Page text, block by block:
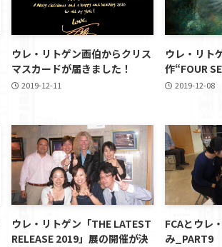
ウレ・リトゲン画伯からクリス
マスカードが届きました！
2019-12-11
ウレ・リト
作“FOUR
2019-12-08
ウレ・リトゲン「THE LATEST
RELEASE 2019」展の開催が決
FCAとウレ
み_PART9